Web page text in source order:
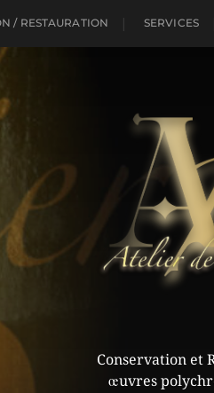
/ RESTAURATION SERVICES
Conservation et
œuvres